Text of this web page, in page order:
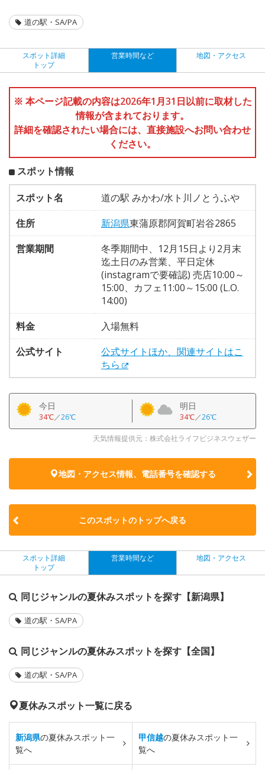
道の駅・SA/PA
スポット詳細
トップ
営業時間など 地図・アクセス
※ 本ページ記載の内容は2026年1月31日以前に取材した
情報が含まれております。
詳細を確認されたい場合には、直接施設へお問い合わせ
ください。
スポット情報
スポット名
道の駅 みかわ/水ト川ノとうふや
住所
新潟県東蒲原郡阿賀町岩谷2865
営業期間
冬季期間中、12月15日より2月末
迄土日のみ営業、平日定休
(instagramで要確認) 売店10:00～
15:00、カフェ11:00～15:00 (L.O.
14:00)
料金
入場無料
公式サイト
公式サイトほか、関連サイトはこ
ちら
今日
34℃／26℃
明日
34℃／26℃
天気情報提供元：株式会社ライフビジネスウェザー
地図・アクセス情報、電話番号を確認する
このスポットのトップへ戻る
スポット詳細
トップ
営業時間など 地図・アクセス
同じジャンルの夏休みスポットを探す【新潟県】
道の駅・SA/PA
同じジャンルの夏休みスポットを探す【全国】
道の駅・SA/PA
夏休みスポット一覧に戻る
新潟県の夏休みスポット一
覧へ
甲信越の夏休みスポット一
覧へ